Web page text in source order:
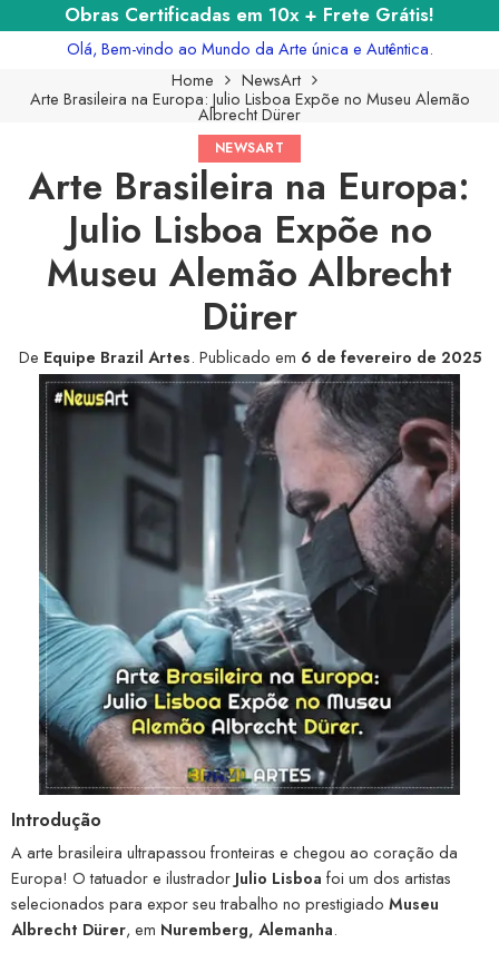
Obras Certificadas em 10x + Frete Grátis!
Olá, Bem-vindo ao Mundo da Arte única e Autêntica.
Home
NewsArt
Arte Brasileira na Europa: Julio Lisboa Expõe no Museu Alemão
Albrecht Dürer
NEWSART
Arte Brasileira na Europa:
Julio Lisboa Expõe no
Museu Alemão Albrecht
Dürer
De Equipe Brazil Artes. Publicado em 6 de fevereiro de 2025
Introdução
A arte brasileira ultrapassou fronteiras e chegou ao coração da
Europa! O tatuador e ilustrador Julio Lisboa foi um dos artistas
selecionados para expor seu trabalho no prestigiado Museu
Albrecht Dürer, em Nuremberg, Alemanha.